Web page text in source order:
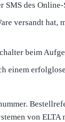
SMS des Online-
versandt hat,
beim
einem
von